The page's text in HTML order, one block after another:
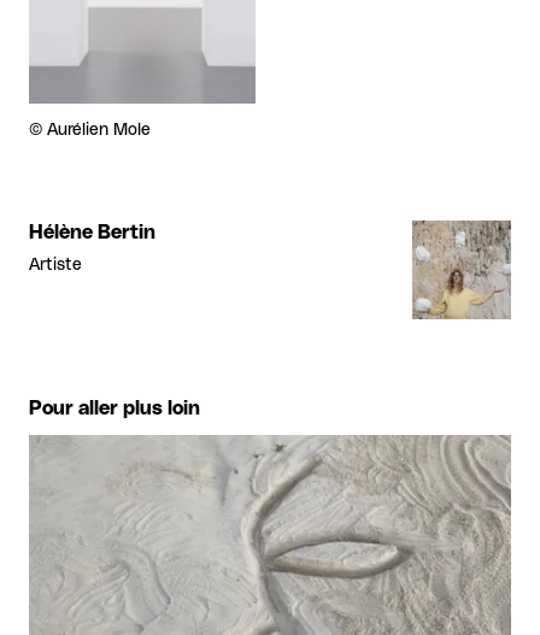
Droits réservés :
© Aurélien Mole
Hélène Bertin
Artiste
Pour aller plus loin